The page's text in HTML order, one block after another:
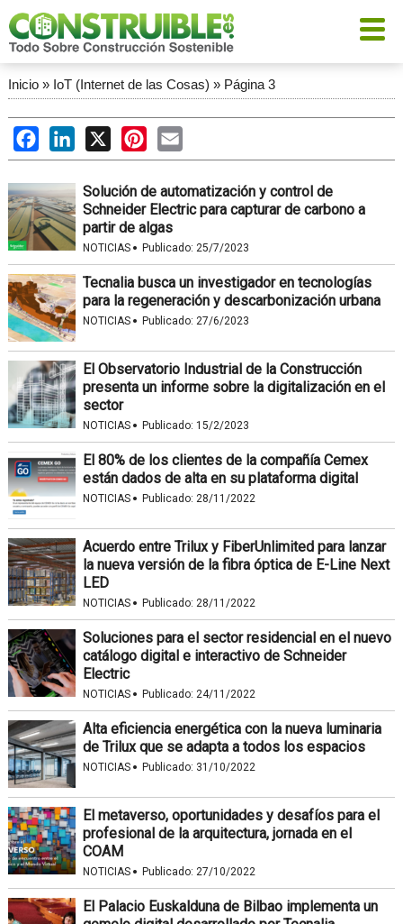
Inicio» IoT (Internet de las Cosas) » Página 3
FacebookLinkedIn
X PinterestEmail
Solución de automatización y control de
Schneider Electric para capturar de carbono a
partir de algas
NOTICIAS · Publicado: 25/7/2023
Tecnalia busca un investigador en tecnologías
para la regeneración y descarbonización urbana
NOTICIAS · Publicado: 27/6/2023
El Observatorio Industrial de la Construcción
presenta un informe sobre la digitalización en el
sector
NOTICIAS · Publicado: 15/2/2023
El 80% de los clientes de la compañía Cemex
están dados de alta en su plataforma digital
NOTICIAS · Publicado: 28/11/2022
Acuerdo entre Trilux y FiberUnlimited para lanzar
la nueva versión de la fibra óptica de E-Line Next
LED
NOTICIAS · Publicado: 28/11/2022
Soluciones para el sector residencial en el nuevo
catálogo digital e interactivo de Schneider
Electric
NOTICIAS · Publicado: 24/11/2022
Alta eficiencia energética con la nueva luminaria
de Trilux que se adapta a todos los espacios
NOTICIAS · Publicado: 31/10/2022
El metaverso, oportunidades y desafíos para el
profesional de la arquitectura, jornada en el
COAM
NOTICIAS · Publicado: 27/10/2022
El Palacio Euskalduna de Bilbao implementa un